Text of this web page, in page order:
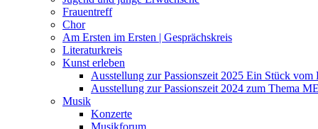
Frauentreff
Chor
Am Ersten im Ersten | Gesprächskreis
Literaturkreis
Kunst erleben
Ausstellung zur Passionszeit 2025 Ein Stück vom
Ausstellung zur Passionszeit 2024 zum Thema
Musik
Konzerte
Musikforum